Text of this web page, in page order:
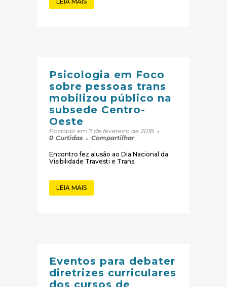
Psicologia em Foco
sobre pessoas trans
mobilizou público na
subsede Centro-
Oeste
Postado em 7 de fevereiro de 2018
0 Curtidas Compartilhar
Encontro fez alusão ao Dia Nacional da
Visibilidade Travesti e Trans.
LEIA MAIS
Eventos para debater
diretrizes curriculares